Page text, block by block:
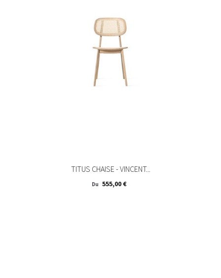
TITUS CHAISE - VINCENT...
Du Prix
555,00 €